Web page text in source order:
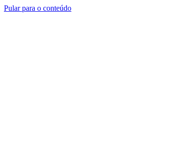
Pular para o conteúdo